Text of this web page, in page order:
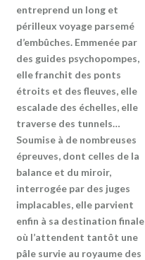
entreprend un long et
périlleux voyage parsemé
d’embûches. Emmenée par
des guides psychopompes,
elle franchit des ponts
étroits et des fleuves, elle
escalade des échelles, elle
traverse des tunnels…
Soumise à de nombreuses
épreuves, dont celles de la
balance et du miroir,
interrogée par des juges
implacables, elle parvient
enfin à sa destination finale
où l’attendent tantôt une
pâle survie au royaume des